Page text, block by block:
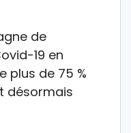
de
19 en
plus de 75 %
désormais